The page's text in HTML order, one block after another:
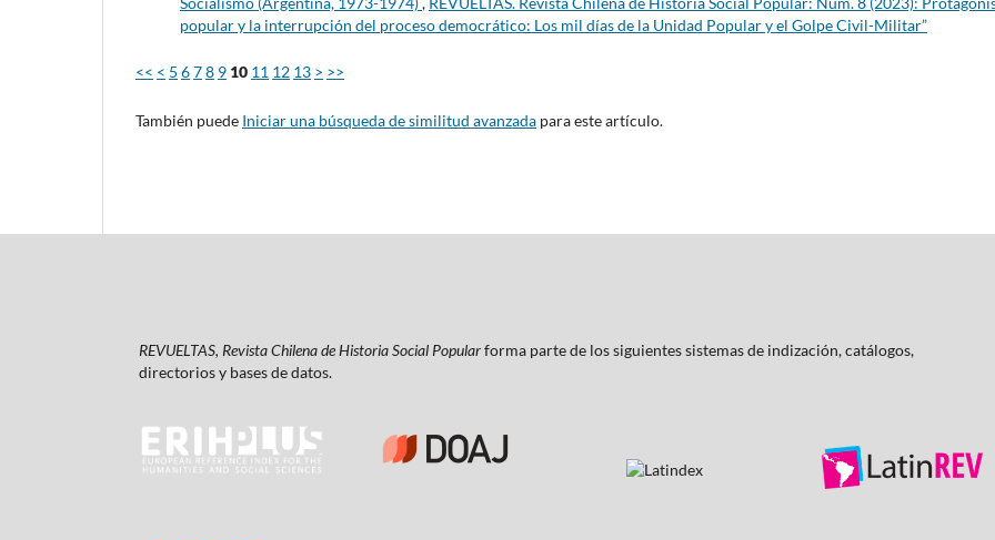
popular y la interrupción del proceso democrático: Los mil días de la Unidad Popular y el Golpe Civil-Militar”
<< < 5 678 9 10 11 12 13 > >>
También puede Iniciar una búsqueda de similitud avanzada para este artículo.
REVUELTAS, Revista Chilena de Historia Social Popularforma parte de los siguientes sistemas de indización, catálogos,
directorios y bases de datos.